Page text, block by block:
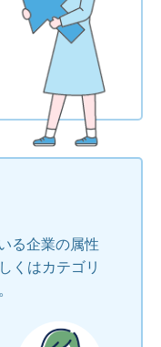
る企業の属性
くはカテゴリ